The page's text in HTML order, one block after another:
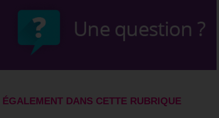
ÉGALEMENT DANS CETTE RUBRIQUE